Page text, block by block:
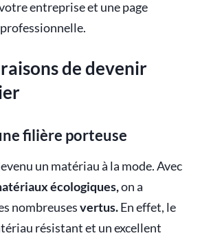
entreprise et une page
de devenir
filière porteuse
un matériau à la mode. Avec
écologiques,on a
nombreusesvertus.En effet, le
résistant et un excellent